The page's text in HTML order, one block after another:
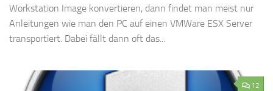
Workstation Image konvertieren, dann findet man meist nur
Anleitungen wie man den PC auf einen VMWare ESX Server
transportiert. Dabei fällt dann oft das...
12